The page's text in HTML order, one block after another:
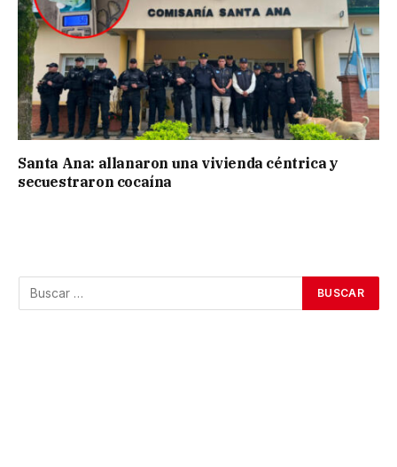
Santa Ana: allanaron una vivienda céntrica y
secuestraron cocaína